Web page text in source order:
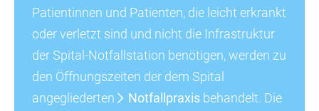
Patientinnen und Patienten, die leicht erkrankt
oder verletzt sind und nicht die Infrastruktur
der Spital-Notfallstation benötigen, werden zu
den Öffnungszeiten der dem Spital
angegliederten
Notfallpraxis behandelt. Die